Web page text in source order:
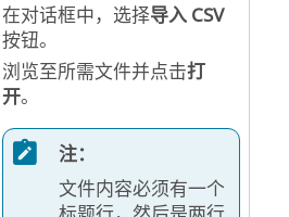
在对话框中，选择导入 CSV
按钮。
浏览至所需文件并点击打
开。
注：
文件内容必须有一个